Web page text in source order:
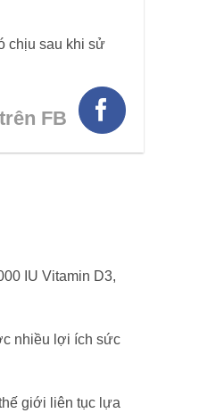
chịu sau khi sử
FB
IU Vitamin D3,
nhiều lợi ích sức
giới liên tục lựa